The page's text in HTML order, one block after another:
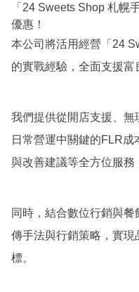
「24 Sweets Shop 札幌
優惠！
本公司將活用經營「24
的實戰經驗，全面支援富
我們提供從開店支援、無
日常營運中關鍵的FLR
與改善建議等全方位服務
同時，結合數位行銷與
傳手法與行銷策略，實現
標。